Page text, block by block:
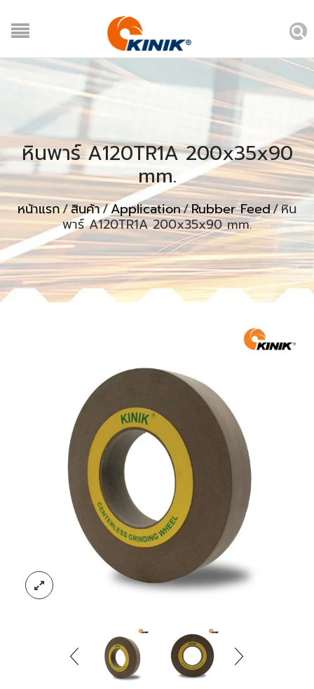
หินพาร์ A120TR1A 200x35x90
mm.
หน้าแรก/สินค้า/Application/Rubber Feed/หิน
พาร์ A120TR1A 200x35x90 mm.